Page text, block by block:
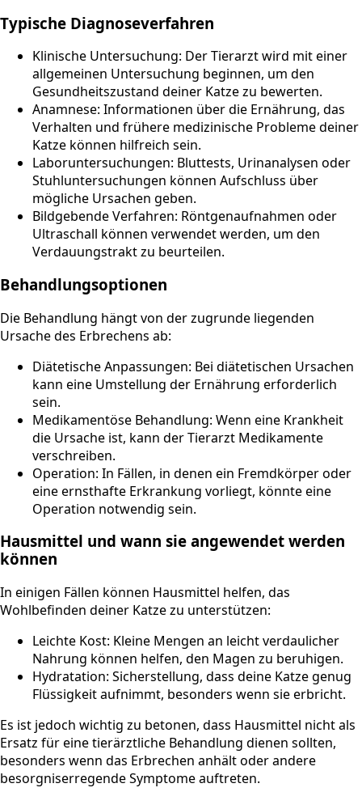
Typische Diagnoseverfahren
Klinische Untersuchung: Der Tierarzt wird mit einer
allgemeinen Untersuchung beginnen, um den
Gesundheitszustand deiner Katze zu bewerten.
Anamnese: Informationen über die Ernährung, das
Verhalten und frühere medizinische Probleme deiner
Katze können hilfreich sein.
Laboruntersuchungen: Bluttests, Urinanalysen oder
Stuhluntersuchungen können Aufschluss über
mögliche Ursachen geben.
Bildgebende Verfahren: Röntgenaufnahmen oder
Ultraschall können verwendet werden, um den
Verdauungstrakt zu beurteilen.
Behandlungsoptionen
Die Behandlung hängt von der zugrunde liegenden
Ursache des Erbrechens ab:
Diätetische Anpassungen: Bei diätetischen Ursachen
kann eine Umstellung der Ernährung erforderlich
sein.
Medikamentöse Behandlung: Wenn eine Krankheit
die Ursache ist, kann der Tierarzt Medikamente
verschreiben.
Operation: In Fällen, in denen ein Fremdkörper oder
eine ernsthafte Erkrankung vorliegt, könnte eine
Operation notwendig sein.
Hausmittel und wann sie angewendet werden
können
In einigen Fällen können Hausmittel helfen, das
Wohlbefinden deiner Katze zu unterstützen:
Leichte Kost: Kleine Mengen an leicht verdaulicher
Nahrung können helfen, den Magen zu beruhigen.
Hydratation: Sicherstellung, dass deine Katze genug
Flüssigkeit aufnimmt, besonders wenn sie erbricht.
Es ist jedoch wichtig zu betonen, dass Hausmittel nicht als
Ersatz für eine tierärztliche Behandlung dienen sollten,
besonders wenn das Erbrechen anhält oder andere
besorgniserregende Symptome auftreten.